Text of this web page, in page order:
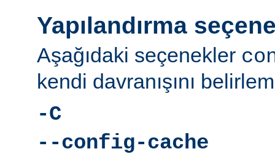
Yapılandırma
Aşağıdaki seçenekler
kendi davranışını
-C
--config-cache